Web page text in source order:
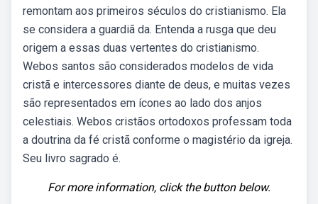
remontam aos primeiros séculos do cristianismo. Ela
se considera a guardiã da. Entenda a rusga que deu
origem a essas duas vertentes do cristianismo.
Webos santos são considerados modelos de vida
cristã e intercessores diante de deus, e muitas vezes
são representados em ícones ao lado dos anjos
celestiais. Webos cristãos ortodoxos professam toda
a doutrina da fé cristã conforme o magistério da igreja.
Seu livro sagrado é.
For more information, click the button below.